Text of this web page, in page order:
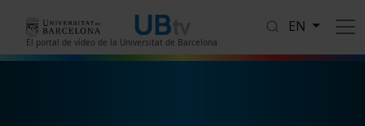
El portal de vídeo de la Universitat de Barcelona
EN